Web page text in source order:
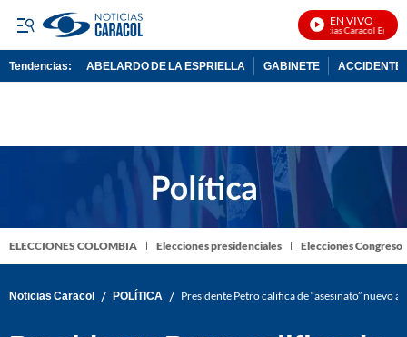
EN VIVO
Noticias Caracol En Vivo
Tendencias: ABELARDO DE LA ESPRIELLA GABINETE ACCIDENTE
ELECCIONES COLOMBIA Elecciones presidenciales Elecciones Congreso
Noticias Caracol / POLÍTICA / Presidente Petro califica de “asesinato” nuevo